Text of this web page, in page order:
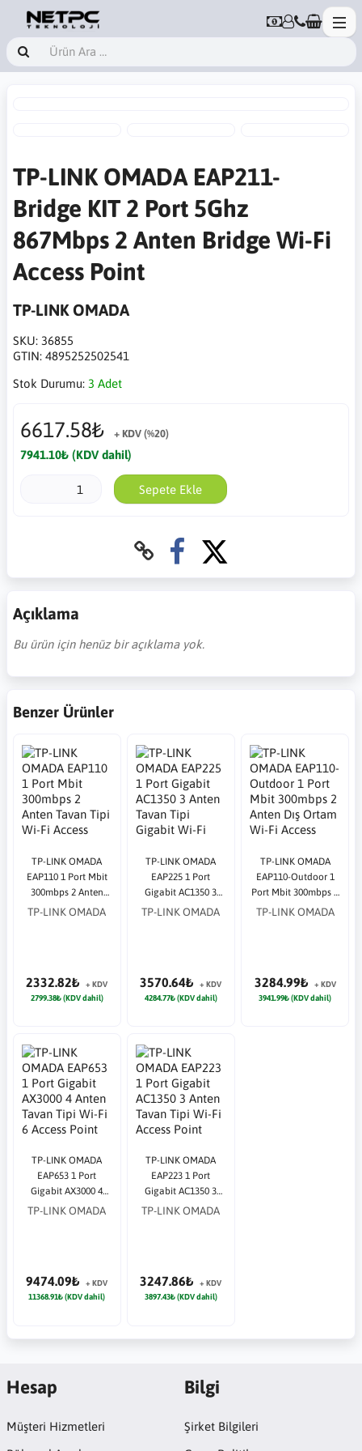
TP-LINK OMADA EAP211-
Bridge KIT 2 Port 5Ghz
867Mbps 2 Anten Bridge Wi-Fi
Access Point
TP-LINK OMADA
SKU: 36855
GTIN: 4895252502541
Stok Durumu: 3 Adet
6617.58₺ + KDV (%20)
7941.10₺ (KDV dahil)
Sepete Ekle
Açıklama
Bu ürün için henüz bir açıklama yok.
Benzer Ürünler
TP-LINK OMADA
EAP110 1 Port Mbit
300mbps 2 Anten
Tavan Tipi Wi-Fi
TP-LINK OMADA
2332.82₺
+ KDV
2799.38₺ (KDV dahil)
TP-LINK OMADA
EAP225 1 Port
Gigabit AC1350 3
Anten Tavan Tipi
TP-LINK OMADA
3570.64₺
+ KDV
4284.77₺ (KDV dahil)
TP-LINK OMADA
EAP110-Outdoor 1
Port Mbit 300mbps 2
Anten Dış Ortam Wi-
TP-LINK OMADA
3284.99₺
+ KDV
3941.99₺ (KDV dahil)
TP-LINK OMADA
EAP653 1 Port
Gigabit AX3000 4
Anten Tavan Tipi Wi-
TP-LINK OMADA
9474.09₺
+ KDV
11368.91₺ (KDV dahil)
TP-LINK OMADA
EAP223 1 Port
Gigabit AC1350 3
Anten Tavan Tipi Wi-
TP-LINK OMADA
3247.86₺
+ KDV
3897.43₺ (KDV dahil)
Hesap
Müşteri Hizmetleri
Bilgi
Şirket Bilgileri